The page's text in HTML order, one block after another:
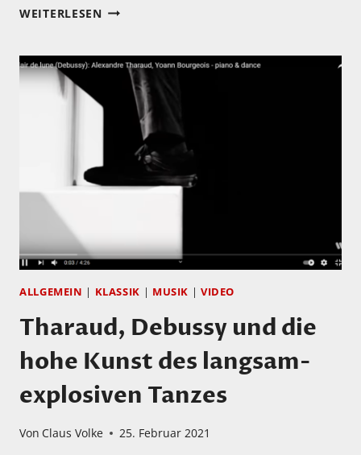
WEITERLESENKONZERTMITSCHNITT
LUISE
HINRICHS
ALLGEMEIN KLASSIK MUSIK VIDEO
Tharaud, Debussy und die
hohe Kunst des langsam-
explosiven Tanzes
Von Claus Volke 25. Februar 2021